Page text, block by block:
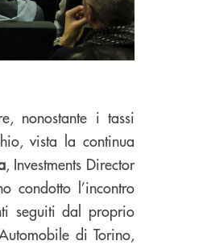
nonostante i tassi
vista la continua
, Investments Director
condotto l’incontro
seguiti dal proprio
di Torino,